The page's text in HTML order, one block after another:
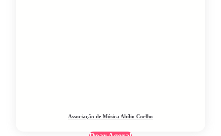
Associação de Música Abílio Coelho